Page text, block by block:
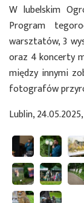
W lubelskim
Program
warsztatów, 3
oraz 4 koncerty
między innymi
fotografów
Lublin,